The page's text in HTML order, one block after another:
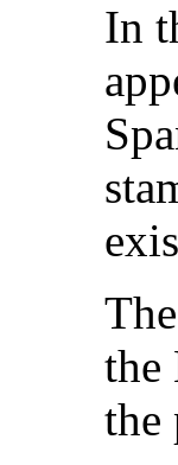
In
the
the